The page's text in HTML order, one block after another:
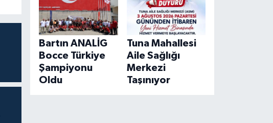
Bartın ANALİG
Bocce Türkiye
Şampiyonu
Oldu
Tuna Mahallesi
Aile Sağlığı
Merkezi
Taşınıyor